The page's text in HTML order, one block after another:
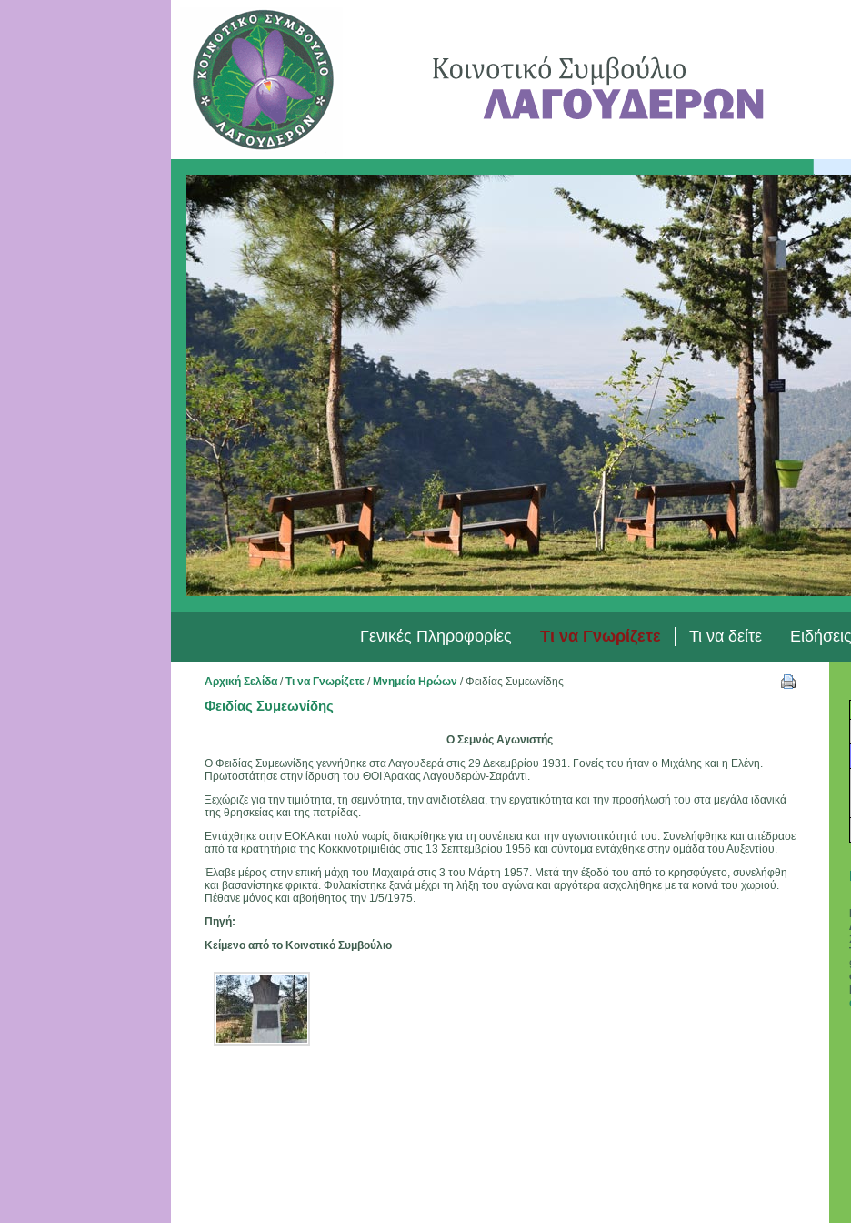
Γενικές Πληροφορίες Τι να Γνωρίζετε Τι να δείτε Ειδήσεις
Αρχική Σελίδα/Τι να Γνωρίζετε/ Μνημεία Ηρώων/Φειδίας Συμεωνίδης
Φειδίας Συμεωνίδης
Ο Σεμνός Αγωνιστής
Ο Φειδίας Συμεωνίδης γεννήθηκε στα Λαγουδερά στις 29 Δεκεμβρίου 1931. Γονείς του ήταν ο Μιχάλης και η Ελένη.
Πρωτοστάτησε στην ίδρυση του ΘΟΙ Άρακας Λαγουδερών-Σαράντι.
Ξεχώριζε για την τιμιότητα, τη σεμνότητα, την ανιδιοτέλεια, την εργατικότητα και την προσήλωσή του στα μεγάλα ιδανικά
της θρησκείας και της πατρίδας.
Εντάχθηκε στην ΕΟΚΑ και πολύ νωρίς διακρίθηκε για τη συνέπεια και την αγωνιστικότητά του. Συνελήφθηκε και απέδρασε
από τα κρατητήρια της Κοκκινοτριμιθιάς στις 13 Σεπτεμβρίου 1956 και σύντομα εντάχθηκε στην ομάδα του Αυξεντίου.
Έλαβε μέρος στην επική μάχη του Μαχαιρά στις 3 του Μάρτη 1957. Μετά την έξοδό του από το κρησφύγετο, συνελήφθη
και βασανίστηκε φρικτά. Φυλακίστηκε ξανά μέχρι τη λήξη του αγώνα και αργότερα ασχολήθηκε με τα κοινά του χωριού.
Πέθανε μόνος και αβοήθητος την 1/5/1975.
Πηγή:
Κείμενο από το Κοινοτικό Συμβούλιο